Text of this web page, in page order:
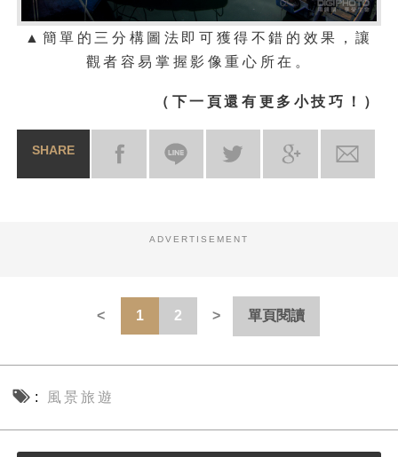
▲ 簡單的三分構圖法即可獲得不錯的效果，讓
觀者容易掌握影像重心所在。
（下一頁還有更多小技巧！）
SHARE
ADVERTISEMENT
1 2 單頁閱讀
風景旅遊